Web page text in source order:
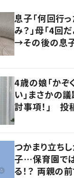
息子「何回行
み？」母「4回
→その後の息
4歳の娘「かぞ
い」まさかの
討事項！」 投
つかまり立ち
子…保育園で
る！？ 両親の